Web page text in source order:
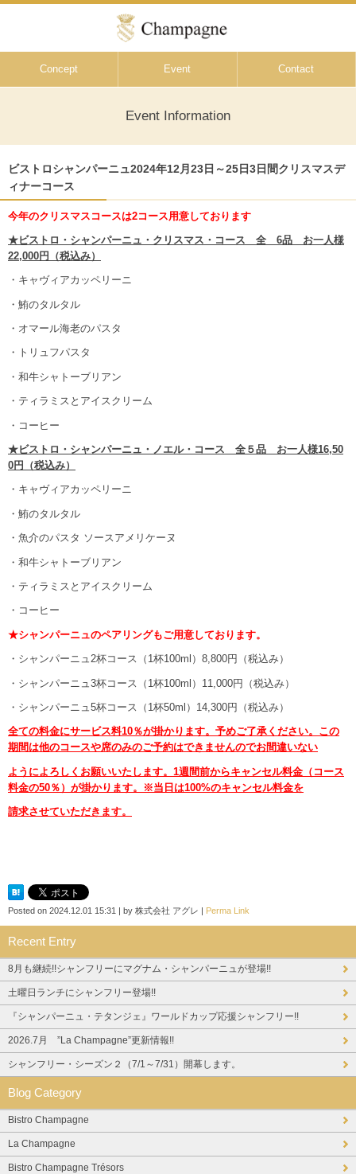
Concept Event Contact
Event Information
ビストロシャンパーニュ2024年12月23日～25日3日間クリスマスデ
ィナーコース
今年のクリスマスコースは2コース用意しております
★ビストロ・シャンパーニュ・クリスマス・コース 全 6品 お一人様
22,000円（税込み）
・キャヴィアカッペリーニ
・鮪のタルタル
・オマール海老のパスタ
・トリュフパスタ
・和牛シャトーブリアン
・ティラミスとアイスクリーム
・コーヒー
★ビストロ・シャンパーニュ・ノエル・コース 全５品 お一人様16,50
0円（税込み）
・キャヴィアカッペリーニ
・鮪のタルタル
・魚介のパスタ ソースアメリケーヌ
・和牛シャトーブリアン
・ティラミスとアイスクリーム
・コーヒー
★シャンパーニュのペアリングもご用意しております。
・シャンパーニュ2杯コース（1杯100ml）8,800円（税込み）
・シャンパーニュ3杯コース（1杯100ml）11,000円（税込み）
・シャンパーニュ5杯コース（1杯50ml）14,300円（税込み）
全ての料金にサービス料10％が掛かります。予めご了承ください。この
期間は他のコースや席のみのご予約はできませんのでお間違いない
ようによろしくお願いいたします。1週間前からキャンセル料金（コース
料金の50％）が掛かります。※当日は100%のキャンセル料金を
請求させていただきます。
Posted on 2024.12.01 15:31 | by 株式会社 アグレ | Perma Link
Recent Entry
8月も継続!!シャンフリーにマグナム・シャンパーニュが登場!!
土曜日ランチにシャンフリー登場!!
『シャンパーニュ・テタンジェ』ワールドカップ応援シャンフリー!!
2026.7月 ”La Champagne”更新情報!!
シャンフリー・シーズン２（7/1～7/31）開幕します。
Blog Category
Bistro Champagne
La Champagne
Bistro Champagne Trésors